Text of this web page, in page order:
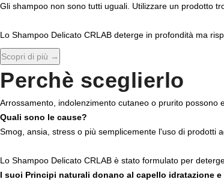
Gli shampoo non sono tutti uguali. Utilizzare un prodotto
Lo Shampoo Delicato CRLAB deterge in profondità ma
Scopri di più →
Perchè sceglierlo
Arrossamento, indolenzimento cutaneo o prurito possono
Quali sono le cause?
Smog, ansia, stress o più semplicemente l'uso di prodotti
Lo Shampoo Delicato CRLAB è stato formulato per
I suoi Principi naturali donano al capello idratazione e